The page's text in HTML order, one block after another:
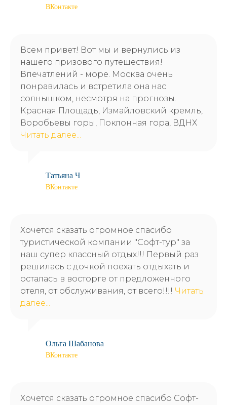
ВКонтакте
Всем привет! Вот мы и вернулись из
нашего призового путешествия!
Впечатлений - море. Москва очень
понравилась и встретила она нас
солнышком, несмотря на прогнозы.
Красная Площадь, Измайловский кремль,
Воробьевы горы, Поклонная гора, ВДНХ
Читать далее...
Татьяна Ч
ВКонтакте
Хочется сказать огромное спасибо
туристической компании "Софт-тур" за
наш супер классный отдых!!! Первый раз
решилась с дочкой поехать отдыхать и
осталась в восторге от предложенного
отеля, от обслуживания, от всего!!!! Читать
далее...
Ольга Шабанова
ВКонтакте
Хочется сказать огромное спасибо Софт-
+7 (83159) 25044
г. Бор, ул. Октябрьская д. 53
8 (831) 422 28 30
+7 905 193-36-13
г. Н. Новгород, пл. Горького, д. 6
г. Бор
г. Нижний Новгород
Директор
Политика конфиденциальности